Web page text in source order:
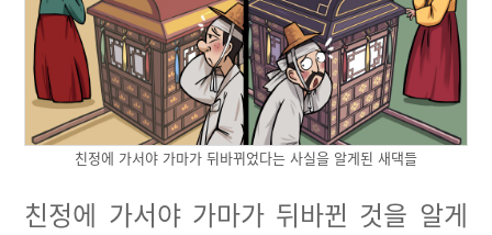
친정에 가서야 가마가 뒤바뀌었다는 사실을 알게된 새댁들
친정에 가서야 가마가 뒤바뀐 것을 알게